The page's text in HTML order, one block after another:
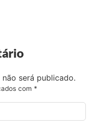
será publicado.
com *